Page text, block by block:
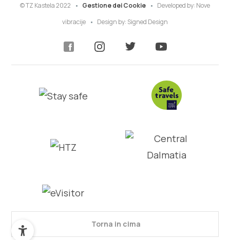
© TZ Kastela 2022 Gestione dei Cookie Developed by: Nove
vibracije
Design by: Signed Design
Torna in cima